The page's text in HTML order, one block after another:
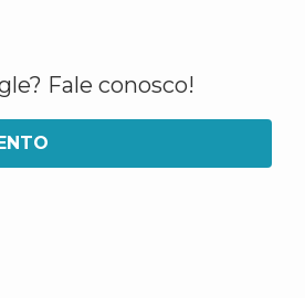
Fale conosco!